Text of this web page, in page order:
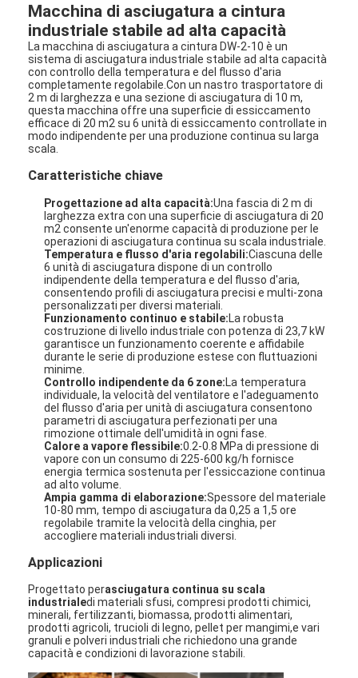
Casa
Prodotti
Chi siamo
Macchina di asciugatura a cintura
industriale stabile ad alta capacità
La macchina di asciugatura a cintura DW-2-10 è un
sistema di asciugatura industriale stabile ad alta capacità
con controllo della temperatura e del flusso d'aria
completamente regolabile.Con un nastro trasportatore di
2 m di larghezza e una sezione di asciugatura di 10 m,
questa macchina offre una superficie di essiccamento
efficace di 20 m2 su 6 unità di essiccamento controllate in
modo indipendente per una produzione continua su larga
scala.
Caratteristiche chiave
Progettazione ad alta capacità:Una fascia di 2 m di
larghezza extra con una superficie di asciugatura di 20
m2 consente un'enorme capacità di produzione per le
operazioni di asciugatura continua su scala industriale.
Temperatura e flusso d'aria regolabili:Ciascuna delle
6 unità di asciugatura dispone di un controllo
indipendente della temperatura e del flusso d'aria,
consentendo profili di asciugatura precisi e multi-zona
personalizzati per diversi materiali.
Funzionamento continuo e stabile:La robusta
costruzione di livello industriale con potenza di 23,7 kW
garantisce un funzionamento coerente e affidabile
durante le serie di produzione estese con fluttuazioni
minime.
Controllo indipendente da 6 zone:La temperatura
individuale, la velocità del ventilatore e l'adeguamento
del flusso d'aria per unità di asciugatura consentono
parametri di asciugatura perfezionati per una
rimozione ottimale dell'umidità in ogni fase.
Calore a vapore flessibile:0.2-0.8 MPa di pressione di
vapore con un consumo di 225-600 kg/h fornisce
energia termica sostenuta per l'essiccazione continua
ad alto volume.
Ampia gamma di elaborazione:Spessore del materiale
10-80 mm, tempo di asciugatura da 0,25 a 1,5 ore
regolabile tramite la velocità della cinghia, per
accogliere materiali industriali diversi.
Applicazioni
Progettato perasciugatura continua su scala
industrialedi materiali sfusi, compresi prodotti chimici,
minerali, fertilizzanti, biomassa, prodotti alimentari,
prodotti agricoli, trucioli di legno, pellet per mangimi,e vari
granuli e polveri industriali che richiedono una grande
capacità e condizioni di lavorazione stabili.